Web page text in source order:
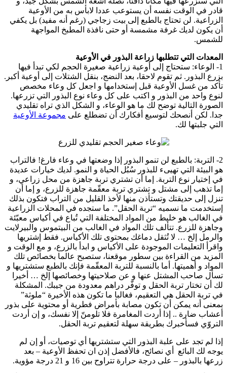
قادر في الوقت نفسه أن يستوعب عددا لابأس به من الأوعية
الزراعية. لن تحتاج بالطبع إلى بيت زجاجي (رغم أنه مفيد) بل يكفي
أن يكون لديك غرفة مشمسة أو حتى نافذة المطبخ المواجهة
للشمس.
المعدات التي تتطلبها زراعة البذور في الأوعية
1- الوعاء: ستحتاج إلى أوعية زراعية صغيرة الحجم لكي تبدأ فيها
بزرع البذور. ثم تقوم لاحقا، بعد النضج، بنقل الشتلات إلى أوعية أكبر.
تأكد من غسل الأوعية قبل إستخدامها و اجعل كل وعاء مخصص
لنوع واحد من البذور و اكتب على كل وعاء نوع البذور التي تزرعها.
الصورة التالية توضح لك ما هو الوعاء، و الشكل الذي تراه تقليدي
جدا. لكن أنصحك لتوسيع أفكارك أن تضطلع على مجموعة الأوعية
التي جلبتها لك.
2- التربة: بالطبع لن تنمو البذور إذا وضعتها في وعاء فارغ! فالتراب
هو البيئة التي تهيىء للبذور سُبُل الحياة و النمو. لديك خيارات عديدة
في إختيار نوع التربة. إما أن تشتري تربة جاهزة من محل زراعي، و
إما تذهب إلى مشتل و تشتري تربة معقّمة جاهزة للزرع، و إما أن
تنزل إلى حديقتك وتستأذن منها لأخذ القليل من التراب فتكون بذلك
إستخدمت ما نسميه “تربة الحقل”. ما ستجده في المحلات الزراعية
في الغالب هو خليط من المواد المختلفة التي تُباع في أكياس معبّئة
وجاهزة للزرع. تتألف تلك المواد في الغالب من البيتموس والبيرلايت
والرمل إلخ … لا تُثقل دماغك بمحتوى تلك الأكياس. فقط إشتريها
واقرأ التعليمات الموجودة على الأكياس و ابدأ بالزرع، و مع الوقت و
المزيد من القراءة بين سطور موقعنا، ستصبح عالما بخصائص تلك
المواد و أهميتها. أما بالنسبة للتربة المعقّمة فإنك بالطبع ستشتريها و
تسأل صاحب المشتل عنها و عن صلاحيتها وخصائصها إلخ … أخيرا
لك أن تختار تربة الحقل و توفّر دراهم معدودة من جيبك. المشكلة
في تربة الحقل هي التعقيم، فغالبا ما تكون هذه الأخيرة “ملوثة”
بمعنى أنه يمكن أن تكون مصابة بأمراض فطرية أو محتوية على بذور
أعشاب ضارة .. إذا أردت المغامرة فلا تلومنّ إلا نفسك، و إن أردت
التروّي فسأخبرك بطريقة سهلة لتعقيم تربة الحقل.
إذا لم تجد على علبة البذور التي ستشتريها أي توصيات، أو إن لم
يوجه لك البائع أي نصائح، فالأفضل إذن ان تحفظ الأوعية – بعد
زرعها بالبذور – على درجة حرارة تتراوح بين 16 و 21 درجة مؤوية.